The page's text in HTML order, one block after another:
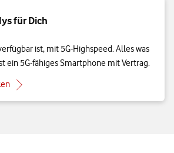
für Dich
ist, mit 5G-Highspeed. Alles was
ein 5G-fähiges Smartphone mit Vertrag.